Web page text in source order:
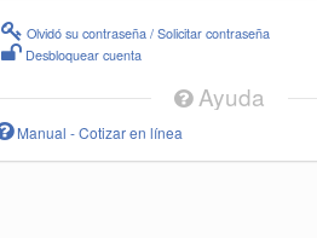
Olvidó su contraseña / Solicitar contraseña
Desbloquear cuenta
Ayuda
Manual - Cotizar en línea